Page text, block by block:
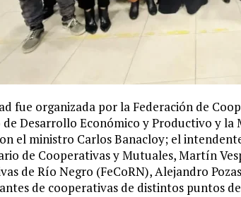
fue organizada por la Federación de
Desarrollo Económico y Productivo y la
el ministro Carlos Banacloy; el
de Cooperativas y Mutuales, Martín
de Río Negro (FeCoRN), Alejandro
de cooperativas de distintos puntos